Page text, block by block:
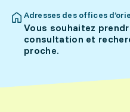
Adresses des offices
Vous souhaitez
consultation et
proche.